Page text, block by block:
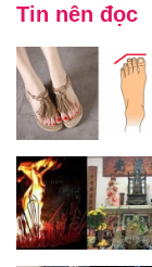
Tin nên đọc